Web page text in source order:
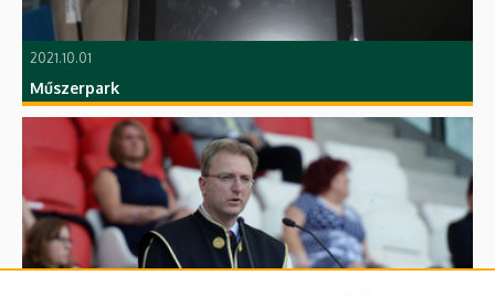
2021.10.01
Műszerpark